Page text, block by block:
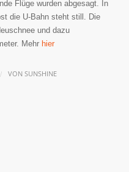
Flüge wurden abgesagt. In
die U-Bahn steht still. Die
und dazu
Mehr hier
/ VON SUNSHINE